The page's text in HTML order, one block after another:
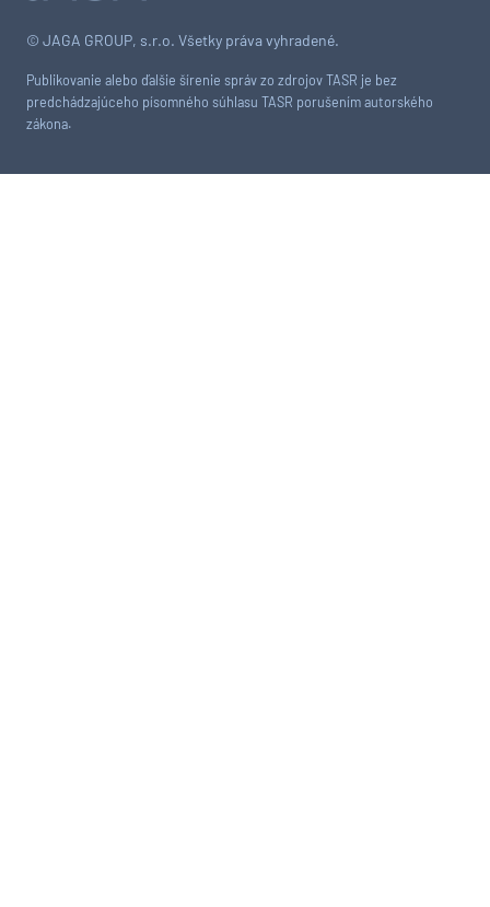
© JAGA GROUP, s.r.o. Všetky práva vyhradené.
Publikovanie alebo ďalšie šírenie správ zo zdrojov TASR je bez
predchádzajúceho písomného súhlasu TASR porušením autorského
zákona.